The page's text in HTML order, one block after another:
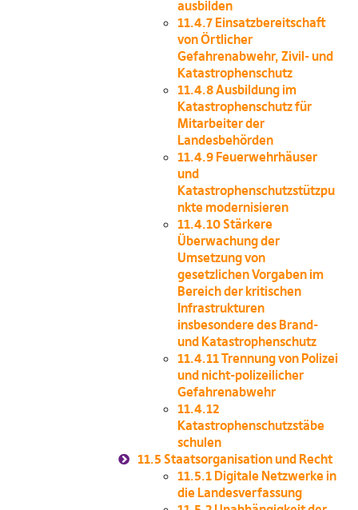
ausbilden
11.4.7 Einsatzbereitschaft
von Örtlicher
Gefahrenabwehr, Zivil- und
Katastrophenschutz
11.4.8Ausbildung im
Katastrophenschutz für
Mitarbeiter der
Landesbehörden
11.4.9 Feuerwehrhäuser
und
Katastrophenschutzstützpu
nkte modernisieren
11.4.10Stärkere
Überwachung der
Umsetzung von
gesetzlichen Vorgaben im
Bereich der kritischen
Infrastrukturen
insbesondere des Brand-
und Katastrophenschutz
11.4.11Trennung von Polizei
und nicht-polizeilicher
Gefahrenabwehr
11.4.12
Katastrophenschutzstäbe
schulen
11.5 Staatsorganisation und Recht
11.5.1 Digitale Netzwerke in
die Landesverfassung